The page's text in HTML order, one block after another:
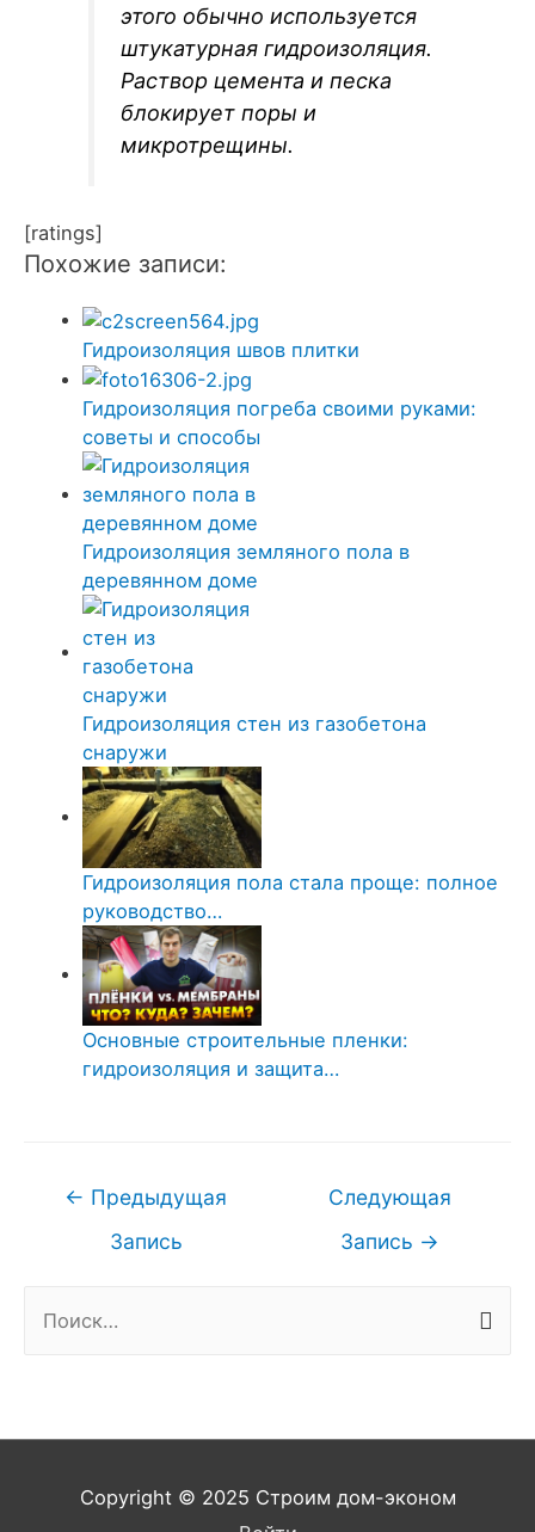
этого обычно используется
штукатурная гидроизоляция.
Раствор цемента и песка
блокирует поры и
микротрещины.
[ratings]
Похожие записи:
Гидроизоляция швов плитки
Гидроизоляция погреба своими руками:
советы и способы
Гидроизоляция земляного пола в
деревянном доме
Гидроизоляция стен из газобетона
снаружи
Гидроизоляция пола стала проще: полное
руководство…
Основные строительные пленки:
гидроизоляция и защита…
Навигация
← Предыдущая
Запись
Следующая
Запись →
Copyright © 2025 Строим дом-эконом